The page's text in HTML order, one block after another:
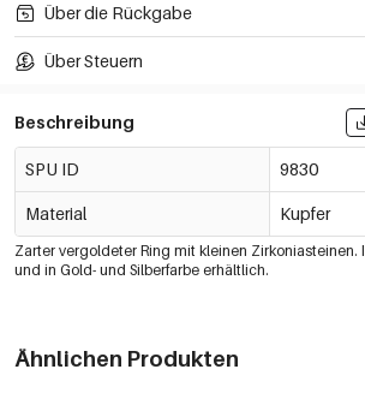
Über die Rückgabe
Über Steuern
Beschreibung
SPU ID 9830
Material Kupfer
Zarter vergoldeter Ring mit kleinen Zirkoniasteinen.
und in Gold- und Silberfarbe erhältlich.
Ähnlichen Produkten